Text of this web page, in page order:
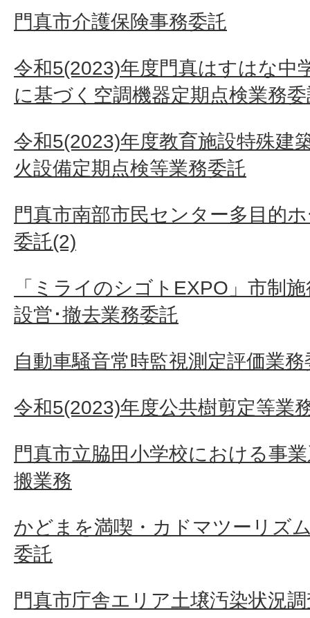
門真市介護保険事務委託
令和5(2023)年度門真はすはな中
に基づく空調機器定期点検業務
令和5(2023)年度教育施設特殊建
火設備定期点検等業務委託
門真市南部市民センター多目的
委託(2)
「ミライのシゴトEXPO」市制
設営･撤去業務委託
自動車騒音常時監視測定評価業務
令和5(2023)年度公共樹剪定等業
門真市立脇田小学校における事
搬業務
かどまを満喫・カドマツーリズ
委託
門真市庁舎エリア土壌汚染状況